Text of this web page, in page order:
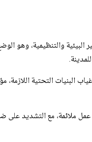
والتنظيمية، وهو
البنيات التحتية اللازمة،
ملائمة، مع التشديد على